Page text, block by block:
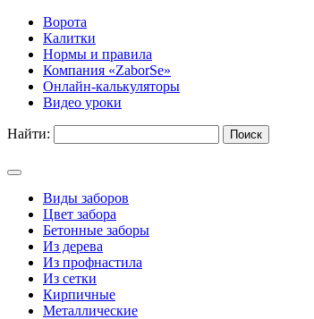
Ворота
Калитки
Нормы и правила
Компания «ZaborSe»
Онлайн-калькуляторы
Видео уроки
Найти:
Виды заборов
Цвет забора
Бетонные заборы
Из дерева
Из профнастила
Из сетки
Кирпичные
Металлические